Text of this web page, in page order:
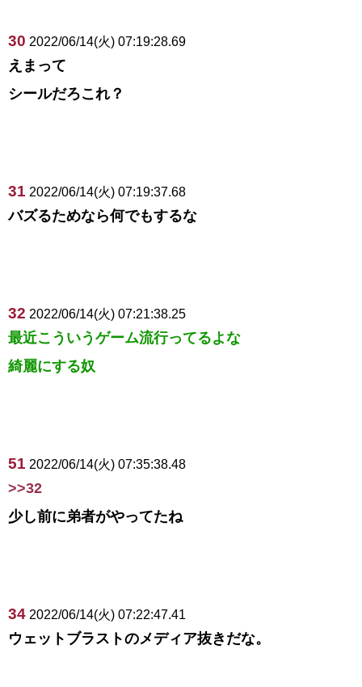
30 2022/06/14(火) 07:19:28.69
えまって
シールだろこれ？
31 2022/06/14(火) 07:19:37.68
バズるためなら何でもするな
32 2022/06/14(火) 07:21:38.25
最近こういうゲーム流行ってるよな
綺麗にする奴
51 2022/06/14(火) 07:35:38.48
>>32
少し前に弟者がやってたね
34 2022/06/14(火) 07:22:47.41
ウェットブラストのメディア抜きだな。